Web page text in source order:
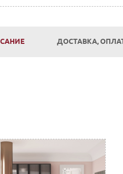
ДОСТАВКА,
и безналичным расчетом
по счету: Безналичным
можете заполнить реквизиты
этого Вы получите счет для